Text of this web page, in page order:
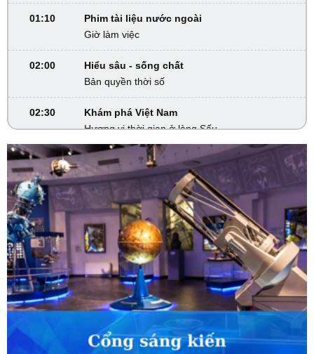
01:10
Phim tài liệu nước ngoài
Giờ làm việc
02:00
Hiểu sâu - sống chất
Bản quyền thời số
02:30
Khám phá Việt Nam
Hương vị thời gian ở làng Sấu
02:40
VTV Sống khỏe
Đừng để bữa ăn trở thành mối lo
03:15
Dân tộc và phát triển
Kiến tạo không gian phát triển mới
03:40
Phim truyện
Người một nhà - Tập 9
04:20
Phim truyện
Người một nhà - Tập 10
05:05
S - Việt Nam